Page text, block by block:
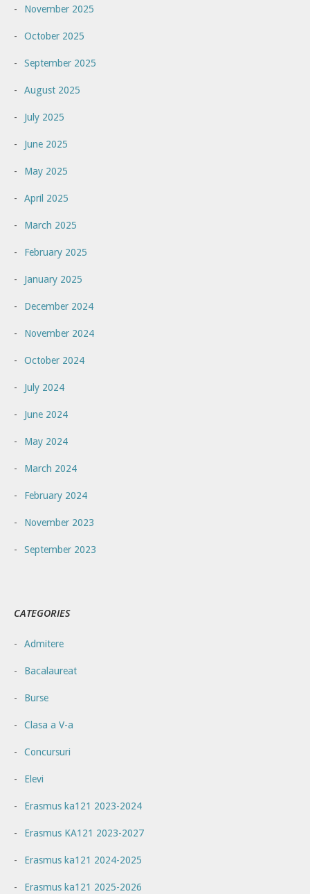
November 2025
October 2025
September 2025
August 2025
July 2025
June 2025
May 2025
April 2025
March 2025
February 2025
January 2025
December 2024
November 2024
October 2024
July 2024
June 2024
May 2024
March 2024
February 2024
November 2023
September 2023
CATEGORIES
Admitere
Bacalaureat
Burse
Clasa a V-a
Concursuri
Elevi
Erasmus ka121 2023-2024
Erasmus KA121 2023-2027
Erasmus ka121 2024-2025
Erasmus ka121 2025-2026